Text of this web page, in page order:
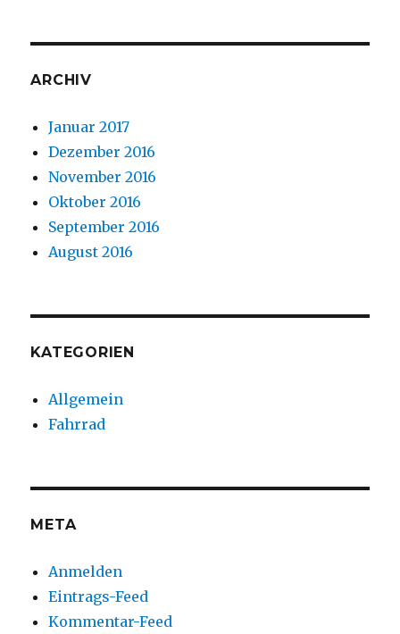
ARCHIV
Januar 2017
Dezember 2016
November 2016
Oktober 2016
September 2016
August 2016
KATEGORIEN
Allgemein
Fahrrad
META
Anmelden
Eintrags-Feed
Kommentar-Feed